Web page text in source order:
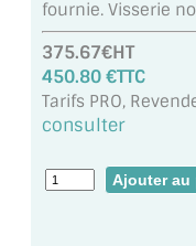
MIROIR DE SALLE
MIROIR PAROI DE
MIROIR POUR
MIROIR POUR
fournie. Visserie
375.67€HT
450.80 €TTC
Tarifs PRO,
consulter